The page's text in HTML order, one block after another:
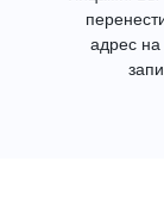
адрес